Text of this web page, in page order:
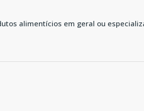
alimentícios em geral ou